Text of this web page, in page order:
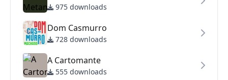
975 downloads
Dom Casmurro
728 downloads
A Cartomante
555 downloads